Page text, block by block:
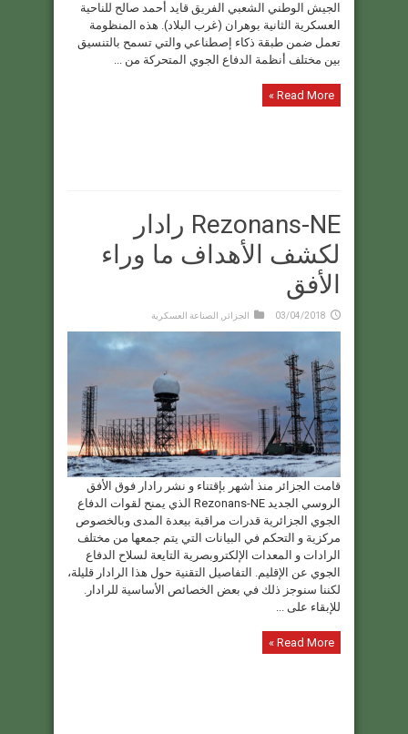
الجيش الوطني الشعبي الفريق قايد أحمد صالح للناحية
العسكرية الثانية بوهران (غرب البلاد). هذه المنظومة
تعمل ضمن طبقة ذكاء إصطناعي والتي تسمح بالتنسيق
بين مختلف أنظمة الدفاع الجوي المتحركة من ...
Read More »
Rezonans-NE رادار
لكشف الأهداف ما وراء
الأفق
03/04/2018 الجزائر الصناعة العسكرية
قامت الجزائر منذ أشهر بإقتناء و نشر رادار فوق الأفق
الروسي الجديد Rezonans-NE الذي يمنح لقوات الدفاع
الجوي الجزائرية قدرات مراقبة بيعدة المدى وبالخصوص
مركزية و التحكم في البيانات التي يتم جمعها من مختلف
الرادات و المعدات الإلكتروبصرية التايعة لسلاح الدفاع
الجوي عن الإقليم. التفاصيل التقنية حول هذا الرادار قليلة،
لكننا سنوجز ذلك في بعض الخصائص الأساسية للرادار.
للإبقاء على ...
Read More »